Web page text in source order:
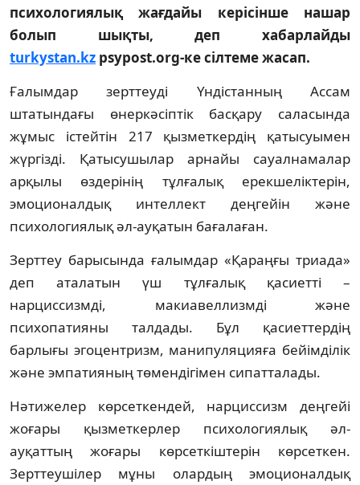
психологиялық жағдайы керісінше нашар
болып шықты, деп хабарлайды
turkystan.kz psypost.org-ке сілтеме жасап.
Ғалымдар зерттеуді Үндістанның Ассам
штатындағы өнеркәсіптік басқару саласында
жұмыс істейтін 217 қызметкердің қатысуымен
жүргізді. Қатысушылар арнайы сауалнамалар
арқылы өздерінің тұлғалық ерекшеліктерін,
эмоционалдық интеллект деңгейін және
психологиялық әл-ауқатын бағалаған.
Зерттеу барысында ғалымдар «Қараңғы триада»
деп аталатын үш тұлғалық қасиетті –
нарциссизмді, макиавеллизмді және
психопатияны талдады. Бұл қасиеттердің
барлығы эгоцентризм, манипуляцияға бейімділік
және эмпатияның төмендігімен сипатталады.
Нәтижелер көрсеткендей, нарциссизм деңгейі
жоғары қызметкерлер психологиялық әл-
ауқаттың жоғары көрсеткіштерін көрсеткен.
Зерттеушілер мұны олардың эмоционалдық